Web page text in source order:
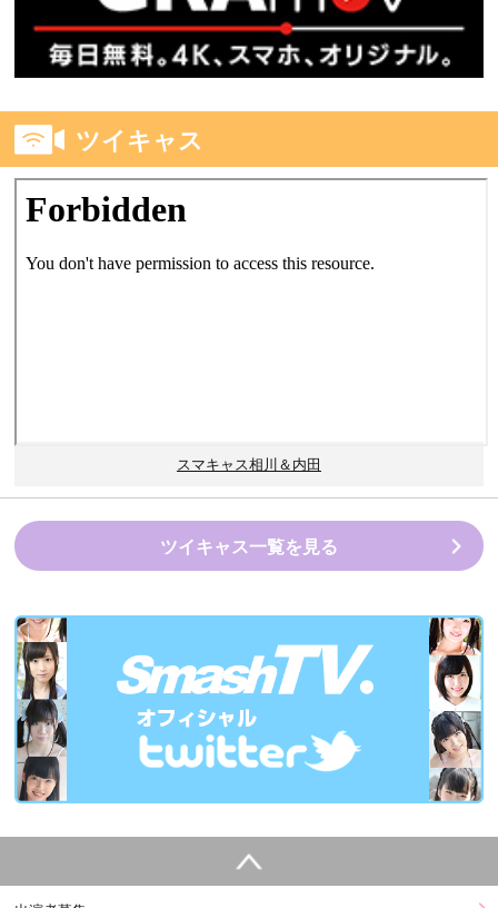
ツイキャス
スマキャス相川＆内田
ツイキャス一覧を見る